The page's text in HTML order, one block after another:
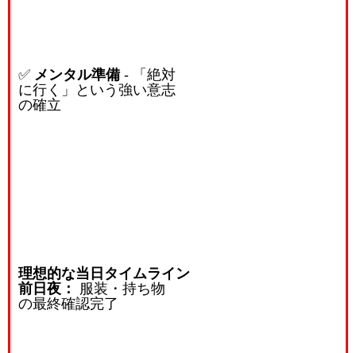
✅ メンタル準備- 「絶対
に行く」という強い意志
の確立
理想的な当日タイムライン
前日夜：
服装・持ち物
の最終確認完了